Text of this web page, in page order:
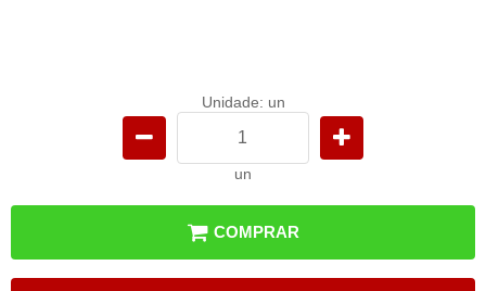
Unidade: un
un
COMPRAR